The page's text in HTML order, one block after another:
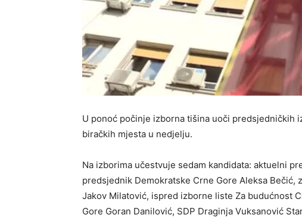
U ponoć počinje izborna tišina uoči predsjedničkih
biračkih mjesta u nedjelju.
Na izborima učestvuje sedam kandidata: aktuelni
predsjednik Demokratske Crne Gore Aleksa Bečić,
Jakov Milatović, ispred izborne liste Za budućnost
Gore Goran Danilović, SDP Draginja Vuksanović